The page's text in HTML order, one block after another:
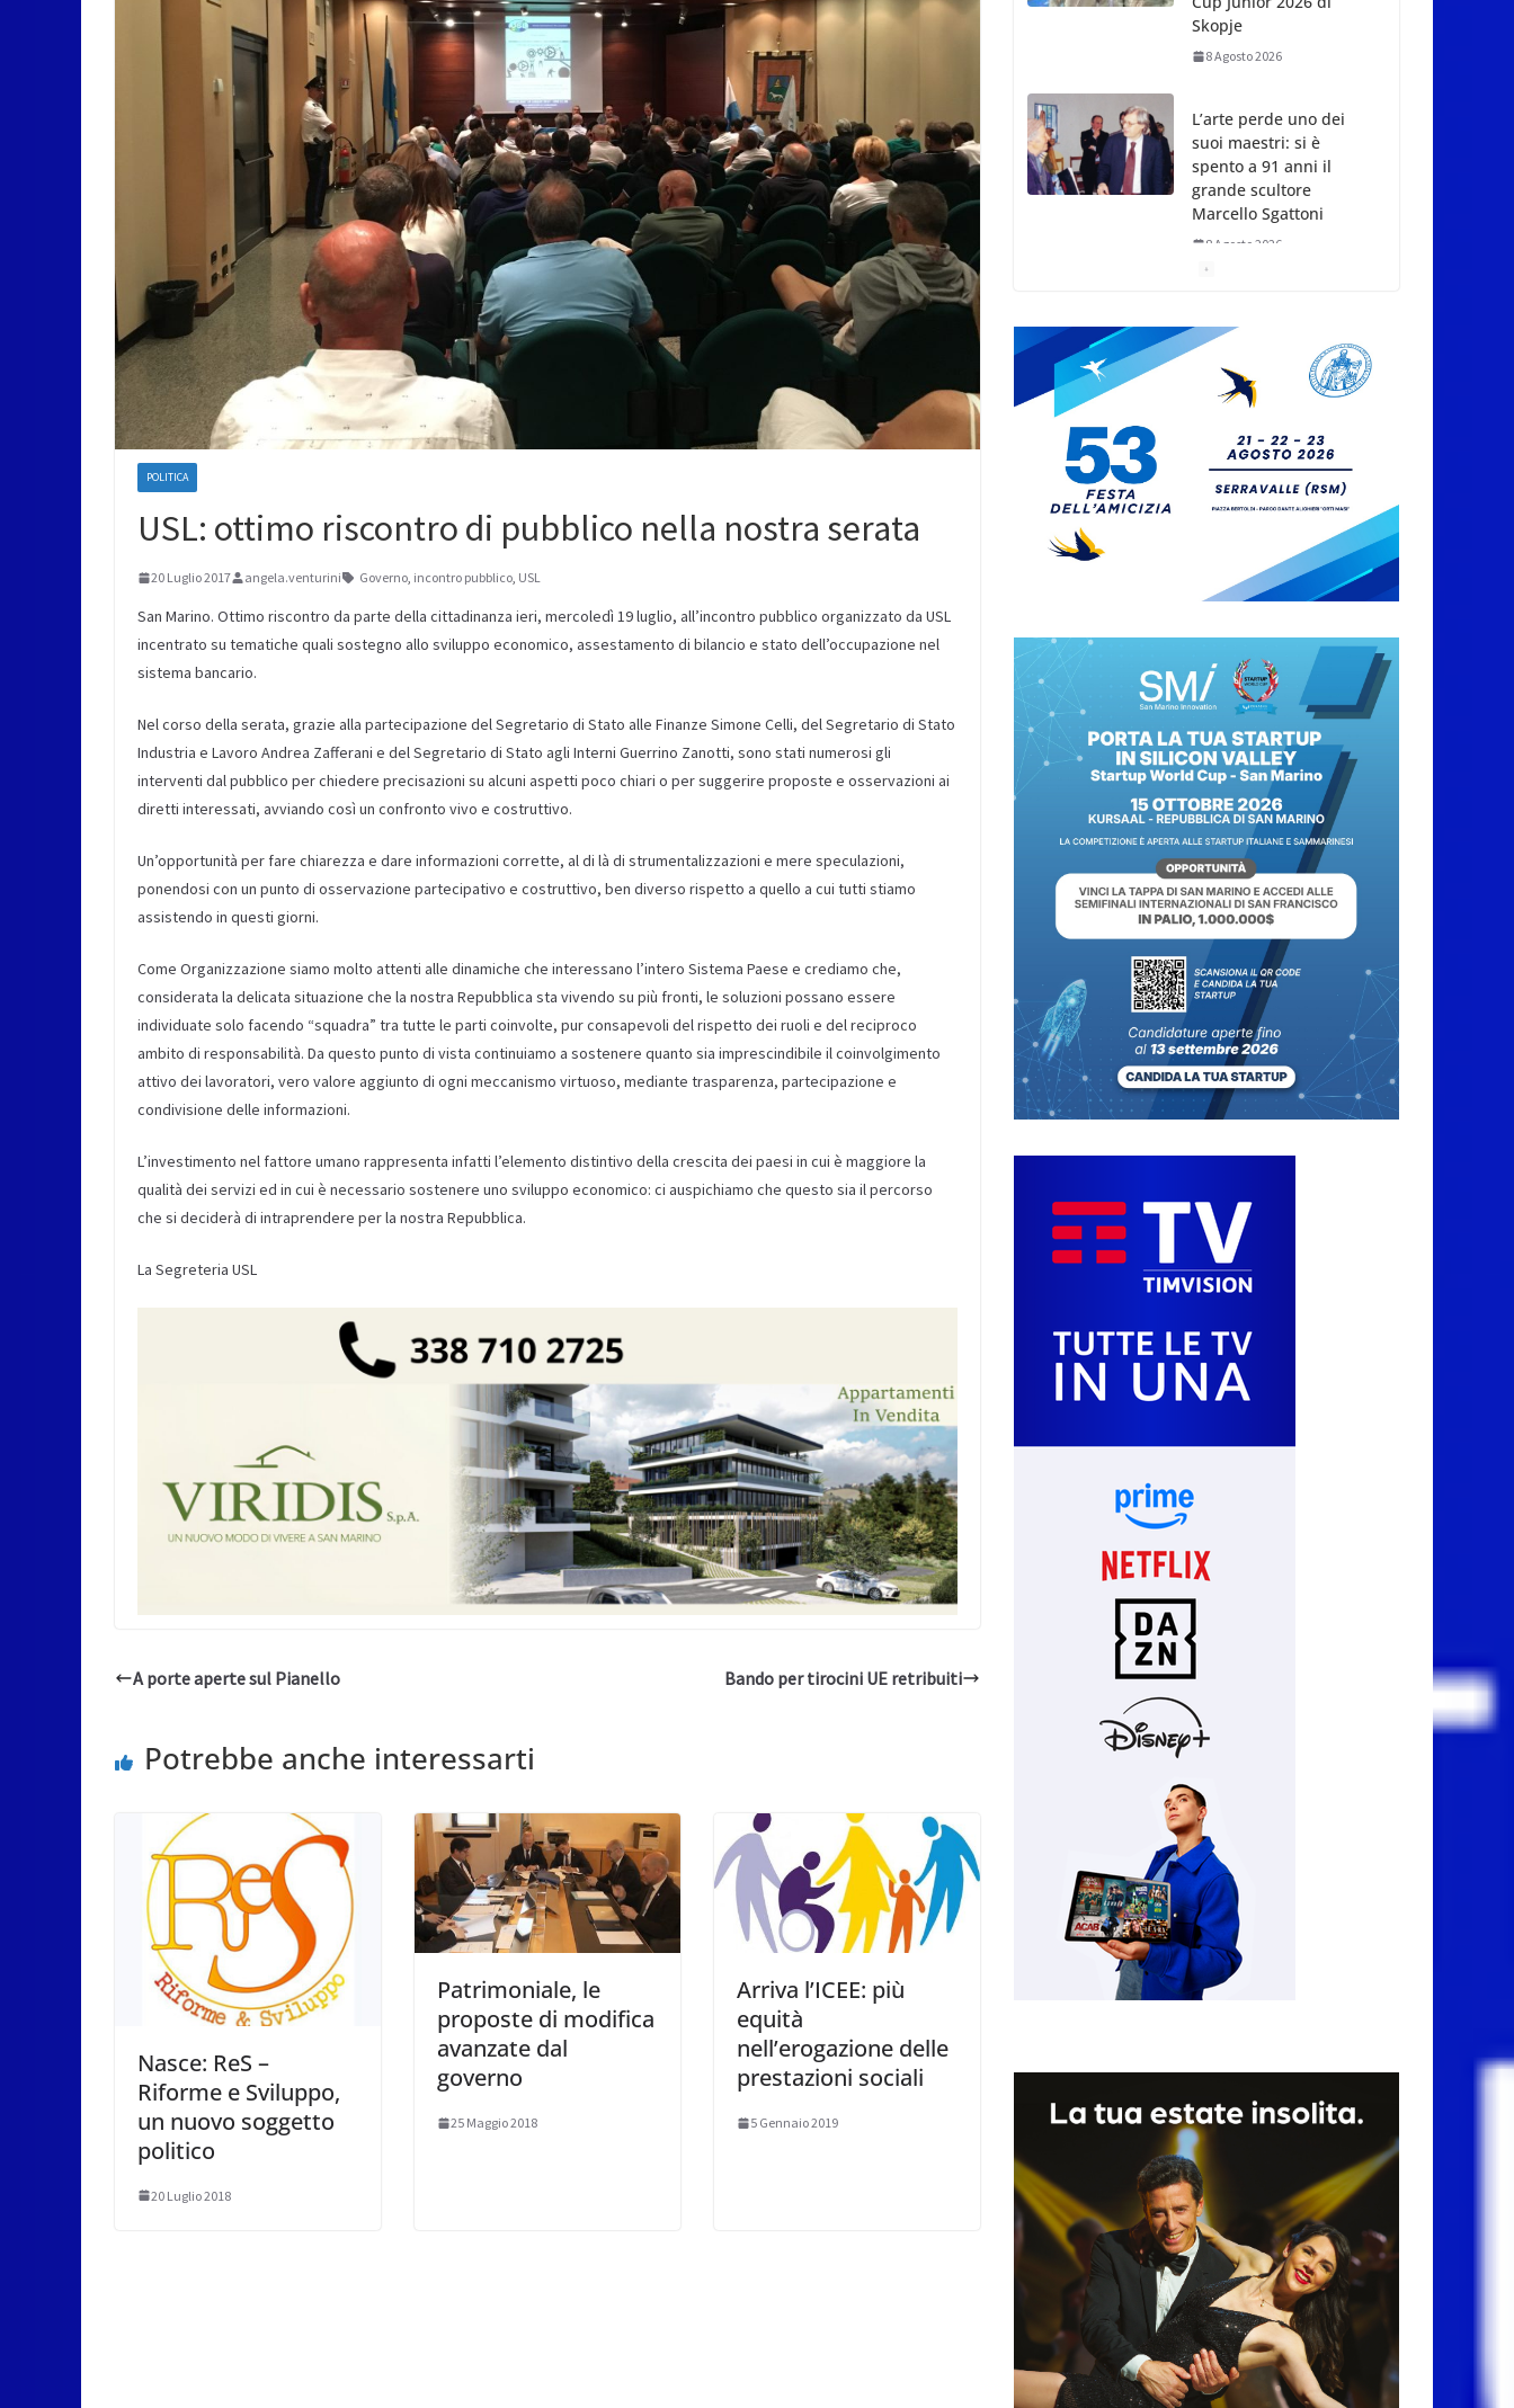
POLITICA
USL: ottimo riscontro di pubblico nella nostra serata
20 Luglio 2017 angela.venturini Governo, incontro pubblico, USL
San Marino. Ottimo riscontro da parte della cittadinanza ieri, mercoledì 19 luglio, all’incontro pubblico organizzato da USL
incentrato su tematiche quali sostegno allo sviluppo economico, assestamento di bilancio e stato dell’occupazione nel
sistema bancario.
Nel corso della serata, grazie alla partecipazione del Segretario di Stato alle Finanze Simone Celli, del Segretario di Stato
Industria e Lavoro Andrea Zafferani e del Segretario di Stato agli Interni Guerrino Zanotti, sono stati numerosi gli
interventi dal pubblico per chiedere precisazioni su alcuni aspetti poco chiari o per suggerire proposte e osservazioni ai
diretti interessati, avviando così un confronto vivo e costruttivo.
Un’opportunità per fare chiarezza e dare informazioni corrette, al di là di strumentalizzazioni e mere speculazioni,
ponendosi con un punto di osservazione partecipativo e costruttivo, ben diverso rispetto a quello a cui tutti stiamo
assistendo in questi giorni.
Come Organizzazione siamo molto attenti alle dinamiche che interessano l’intero Sistema Paese e crediamo che,
considerata la delicata situazione che la nostra Repubblica sta vivendo su più fronti, le soluzioni possano essere
individuate solo facendo “squadra” tra tutte le parti coinvolte, pur consapevoli del rispetto dei ruoli e del reciproco
ambito di responsabilità. Da questo punto di vista continuiamo a sostenere quanto sia imprescindibile il coinvolgimento
attivo dei lavoratori, vero valore aggiunto di ogni meccanismo virtuoso, mediante trasparenza, partecipazione e
condivisione delle informazioni.
L’investimento nel fattore umano rappresenta infatti l’elemento distintivo della crescita dei paesi in cui è maggiore la
qualità dei servizi ed in cui è necessario sostenere uno sviluppo economico: ci auspichiamo che questo sia il percorso
che si deciderà di intraprendere per la nostra Repubblica.
La Segreteria USL
A porte aperte sul Pianello Bando per tirocini UE retribuiti
Potrebbe anche interessarti
Nasce: ReS –
Riforme e Sviluppo,
un nuovo soggetto
politico
20 Luglio 2018
Patrimoniale, le
proposte di modifica
avanzate dal
governo
25 Maggio 2018
Arriva l’ICEE: più
equità
nell’erogazione delle
prestazioni sociali
5 Gennaio 2019
Skopje
8 Agosto 2026
L’arte perde uno dei
suoi maestri: si è
spento a 91 anni il
grande scultore
Marcello Sgattoni
8 Agosto 2026
Riccione in migliaia
per incontrare i
DinsiemE
8 Agosto 2026
Inaugurato il nuovo
Parco Bellini a
Sant’Andrea in
8 Agosto 2026
San Marino. “Cena
Tramonto & Live” una
serata di divertimento,
arte, buona cucina e
solidarietà, a Faetano.
Con la firma e la regia
di Fun4all
8 Agosto 2026